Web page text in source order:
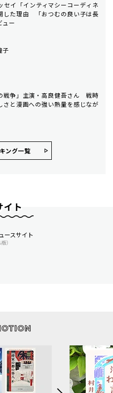
セイ「インティマシーコーディネ
した理由 「おつむの良い子は長
ュー
子
戦争」主演・高良健吾さん 戦時
さと漫画への強い熱量を感じなが
ング⼀覧
イト
ースサイト
）